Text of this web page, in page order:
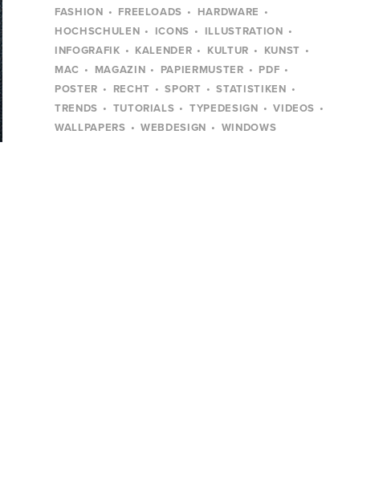
FASHION
FREELOADS
HARDWARE
HOCHSCHULEN
ICONS
ILLUSTRATION
INFOGRAFIK
KALENDER KULTUR
KUNST
MAC
MAGAZIN PAPIERMUSTER
PDF
POSTER
RECHT SPORT
STATISTIKEN
TRENDS
TUTORIALS TYPEDESIGN
VIDEOS
WALLPAPERS
WEBDESIGN WINDOWS